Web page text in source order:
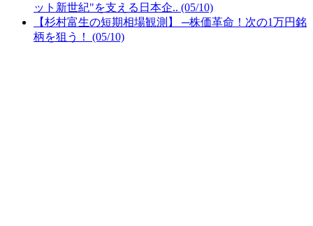
ット新世紀"を支える日本企.. (05/10)
【杉村富生の短期相場観測】 ─株価革命！次の1万円銘
柄を狙う！ (05/10)